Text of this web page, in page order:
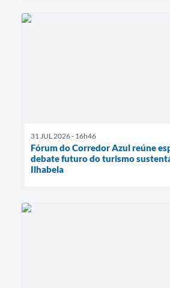
31 JUL 2026 - 16h46
Fórum do Corredor Azul reúne
debate futuro do turismo
Ilhabela